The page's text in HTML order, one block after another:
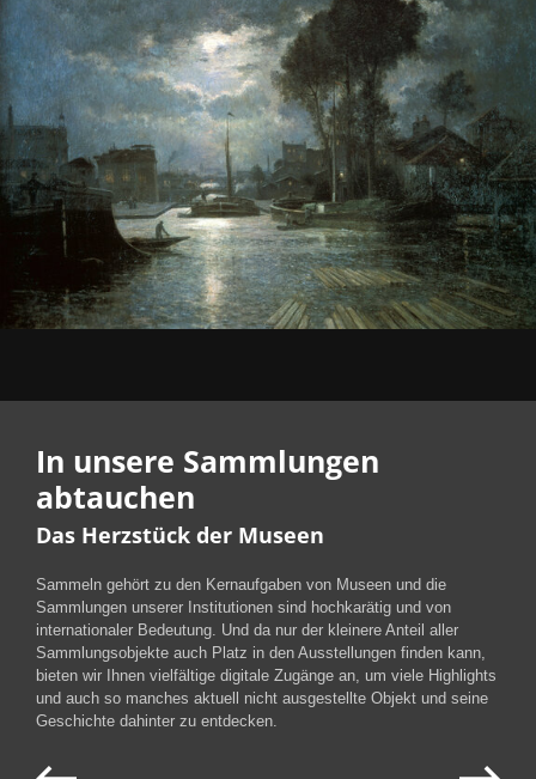
In unsere Sammlungen
abtauchen
Das Herzstück der Museen
Sammeln gehört zu den Kernaufgaben von Museen und die
Sammlungen unserer Institutionen sind hochkarätig und von
internationaler Bedeutung. Und da nur der kleinere Anteil aller
Sammlungsobjekte auch Platz in den Ausstellungen finden kann,
bieten wir Ihnen vielfältige digitale Zugänge an, um viele Highlights
und auch so manches aktuell nicht ausgestellte Objekt und seine
Geschichte dahinter zu entdecken.